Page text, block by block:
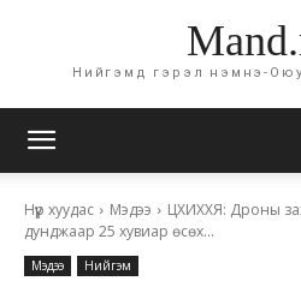
Нийгэмд гэрэл нэмнэ-
Нүүр хуудас Мэдээ
ЦХИХХЯ: Дроны
дунджаар 25 хувиар өсөх...
Мэдээ Нийгэм